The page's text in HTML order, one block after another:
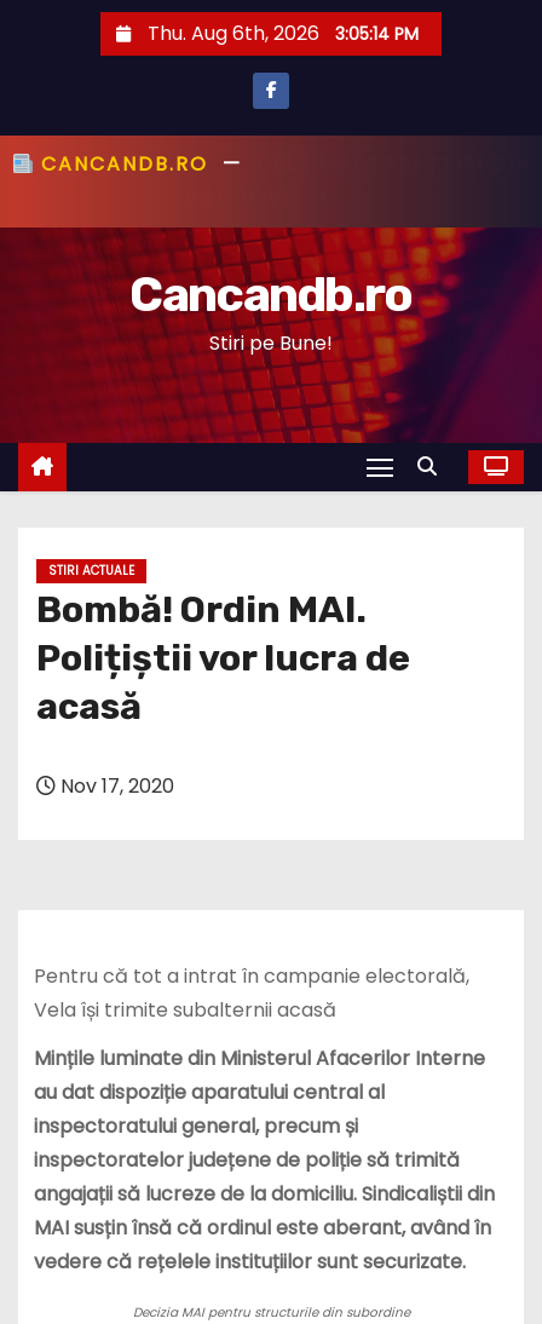
Thu. Aug 6th, 2026 3:05:15 PM
CANCANDB.RO—
Cancandb.ro
Stiri pe Bune!
STIRI ACTUALE
Bombă! Ordin MAI.
Polițiștii vor lucra de
acasă
Nov 17, 2020
Pentru că tot a intrat în campanie electorală,
Vela își trimite subalternii acasă
Mințile luminate din Ministerul Afacerilor Interne
au dat dispoziție aparatului central al
inspectoratului general, precum și
inspectoratelor județene de poliție să trimită
angajații să lucreze de la domiciliu. Sindicaliștii din
MAI susțin însă că ordinul este aberant, având în
vedere că rețelele instituțiilor sunt securizate.
Decizia MAI pentru structurile din subordine